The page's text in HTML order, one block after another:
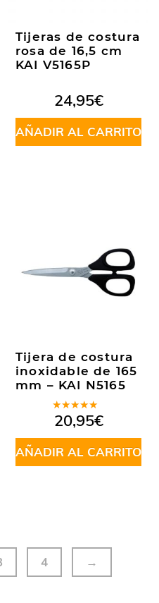
Tijeras de costura
rosa de 16,5 cm
KAI V5165P
24,95€
AÑADIR AL CARRITO
Tijera de costura
inoxidable de 165
mm – KAI N5165
Valorado
en5.00de
5
20,95€
AÑADIR AL CARRITO
4 →